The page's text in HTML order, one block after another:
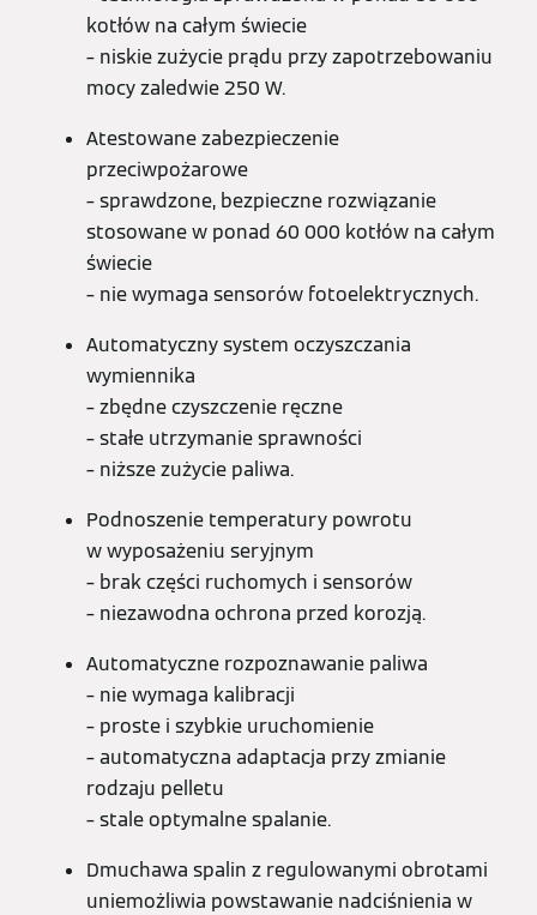
kotłów na całym świecie
– niskie zużycie prądu przy zapotrzebowaniu
mocy zaledwie 250 W.
Atestowane zabezpieczenie
przeciwpożarowe
– sprawdzone, bezpieczne rozwiązanie
stosowane w ponad 60 000 kotłów na całym
świecie
– nie wymaga sensorów fotoelektrycznych.
Automatyczny system oczyszczania
wymiennika
– zbędne czyszczenie ręczne
– stałe utrzymanie sprawności
– niższe zużycie paliwa.
Podnoszenie temperatury powrotu
w wyposażeniu seryjnym
– brak części ruchomych i sensorów
– niezawodna ochrona przed korozją.
Automatyczne rozpoznawanie paliwa
– nie wymaga kalibracji
– proste i szybkie uruchomienie
– automatyczna adaptacja przy zmianie
rodzaju pelletu
– stale optymalne spalanie.
Dmuchawa spalin z regulowanymi obrotami
uniemożliwia powstawanie nadciśnienia w